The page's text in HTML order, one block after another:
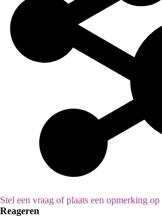
Stel een vraag of plaats een opmerking
Reageren